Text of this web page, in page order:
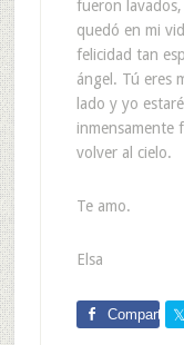
fueron
quedó en mi
felicidad tan
ángel. Tú eres
lado y yo
inmensamente
volver al cielo.
Te amo.
Elsa
Comparte